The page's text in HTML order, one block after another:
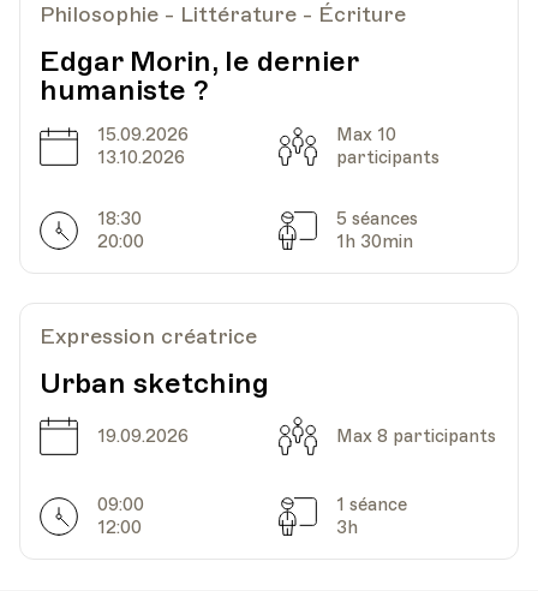
Philosophie - Littérature - Écriture
Edgar Morin, le dernier
humaniste ?
Date
15.09.2026
13.10.2026
Capacité
Max 10
participants
Horarires
18:30
20:00
Séances
5 séances
1h 30min
Expression créatrice
Urban sketching
Date
19.09.2026 Capacité
Max 8 participants
Horarires
09:00
12:00
Séances
1 séance
3h